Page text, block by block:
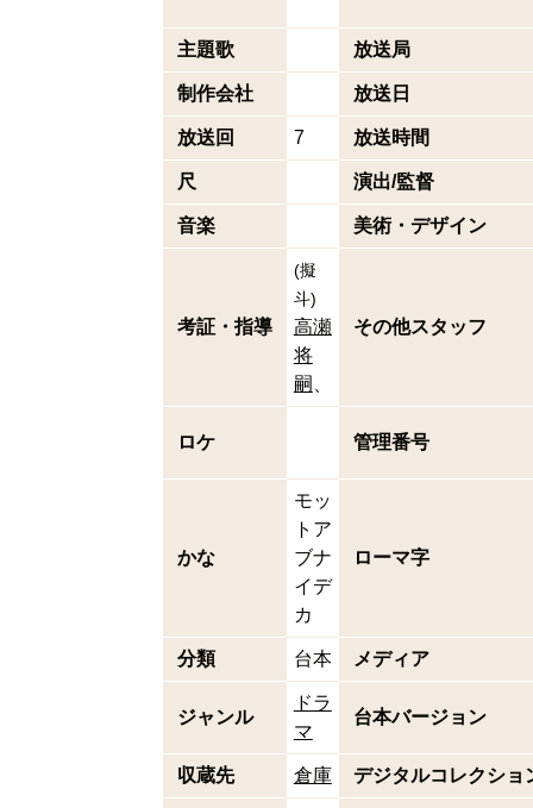
主題歌 放送局
制作会社 放送日
放送回 7 放送時間
尺 演出/監督
音楽 美術・デザイン
考証・指導
(擬
斗)
高瀬
将
嗣
その他スタッフ
ロケ 管理番号
かな
モッ
トア
ブナ
イデ
カ
ローマ字
分類 台本 メディア
ジャンル
ドラ
マ
台本バージョン
収蔵先 倉庫 デジタルコレクショ